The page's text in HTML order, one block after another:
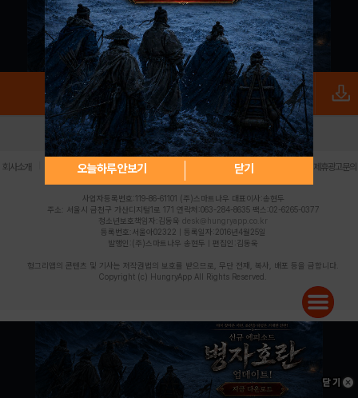
오늘하루 안보기 닫기
로그인 PC버전 전체앱
회사소개 | 개인정보 처리방침 불법촬영물 신고센터 제휴광고문의
사업자등록번호:119-86-61101 (주)스마트나우 대표이사:송현두
주소: 서울시 금천구 가산디지털1로 171 연락처:063-284-8635 팩스:02-6265-0377
청소년보호책임자:김동욱 desk@hungryapp.co.kr
등록번호:서울아02322 | 등록일자:2016년4월25일
발행인:(주)스마트나우 송현두 | 편집인:김동욱
헝그리앱의 콘텐츠 및 기사는 저작권법의 보호를 받으므로, 무단 전재, 복사, 배포 등을 금합니다.
Copyright (c) HungryApp All Rights Reserved.